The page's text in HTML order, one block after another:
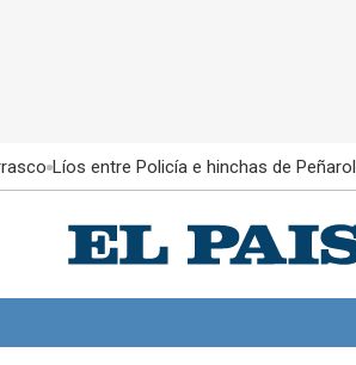
Líos entre Policía e hinchas de Peñarol